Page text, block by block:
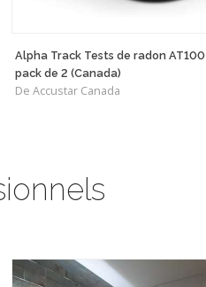
Alpha Track Tests de radon
pack de 2 (Canada)
De Accustar Canada